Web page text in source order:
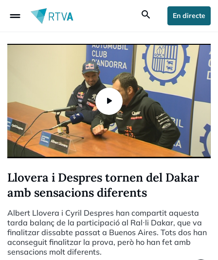
drag_handle search En directe
Llovera i Despres tornen del Dakar
amb sensacions diferents
Albert Llovera i Cyril Despres han compartit aquesta
tarda balanç de la participació al Ral·li Dakar, que va
finalitzar dissabte passat a Buenos Aires. Tots dos han
aconseguit finalitzar la prova, però ho han fet amb
sensacions molt diferents.